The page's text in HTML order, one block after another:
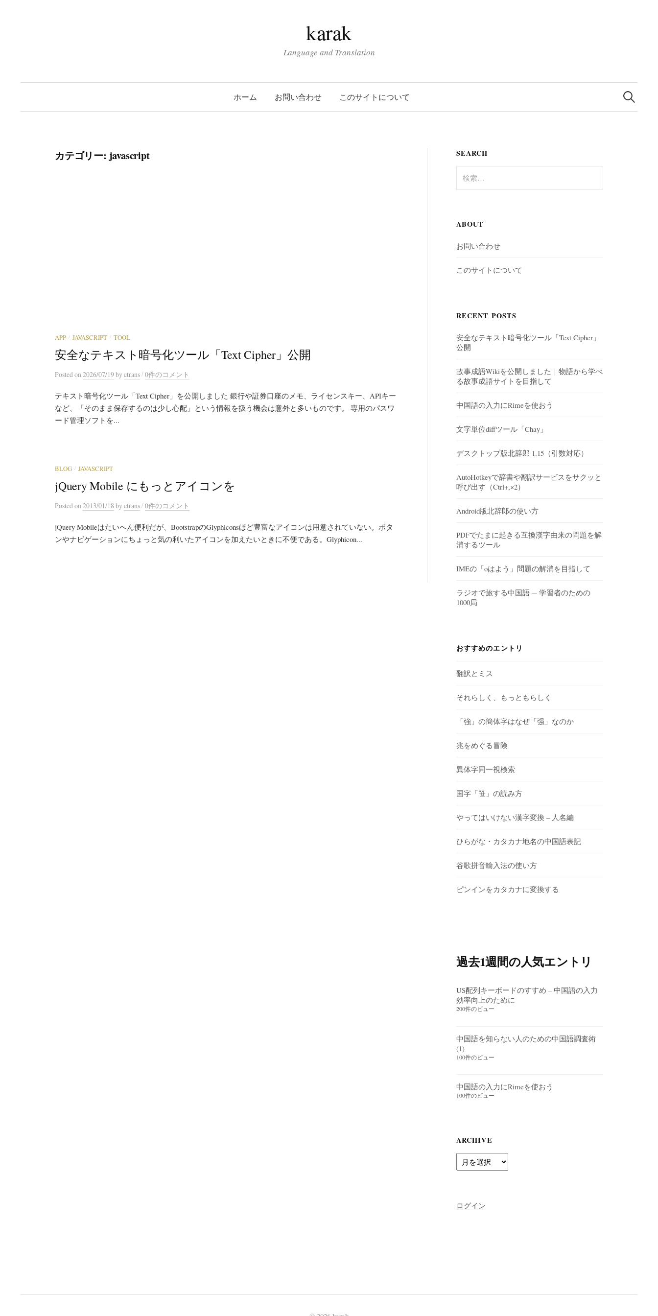
karak
Language and Translation
ホーム お問い合わせ このサイトについて
検
索:
カテゴリー: javascript
APP / JAVASCRIPT / TOOL
安全なテキスト暗号化ツール「Text Cipher」公開
Postedon 2026/07/19by ctrans/0件のコメント
テキスト暗号化ツール「Text Cipher」を公開しました 銀行や証券口座のメモ、ライセンスキー、APIキー
など、「そのまま保存するのは少し心配」という情報を扱う機会は意外と多いものです。 専用のパスワ
ード管理ソフトを...
BLOG / JAVASCRIPT
jQuery Mobile にもっとアイコンを
Postedon 2013/01/18 by ctrans/0件のコメント
jQuery Mobileはたいへん便利だが、BootstrapのGlyphiconsほど豊富なアイコンは用意されていない。ボタ
ンやナビゲーションにちょっと気の利いたアイコンを加えたいときに不便である。Glyphicon...
SEARCH
索:
ABOUT
お問い合わせ
このサイトについて
RECENT POSTS
安全なテキスト暗号化ツール「Text Cipher」
公開
故事成語Wikiを公開しました｜物語から学べ
る故事成語サイトを目指して
中国語の入力にRimeを使おう
文字単位diffツール「Chay」
デスクトップ版北辞郎 1.15（引数対応）
AutoHotkeyで辞書や翻訳サービスをサクッと
呼び出す（Ctrl+,×2）
Android版北辞郎の使い方
PDFでたまに起きる互換漢字由来の問題を解
消するツール
IMEの「oはよう」問題の解消を目指して
ラジオで旅する中国語 ─ 学習者のための
1000局
おすすめのエントリ
翻訳とミス
それらしく、もっともらしく
「強」の簡体字はなぜ「强」なのか
兆をめぐる冒険
異体字同一視検索
国字「笹」の読み方
やってはいけない漢字変換 – 人名編
ひらがな・カタカナ地名の中国語表記
谷歌拼音輸入法の使い方
ピンインをカタカナに変換する
過去1週間の人気エントリ
US配列キーボードのすすめ – 中国語の入力
効率向上のために
200件のビュー
中国語を知らない人のための中国語調査術
(1)
100件のビュー
中国語の入力にRimeを使おう
100件のビュー
ARCHIVE
Archive
ログイン